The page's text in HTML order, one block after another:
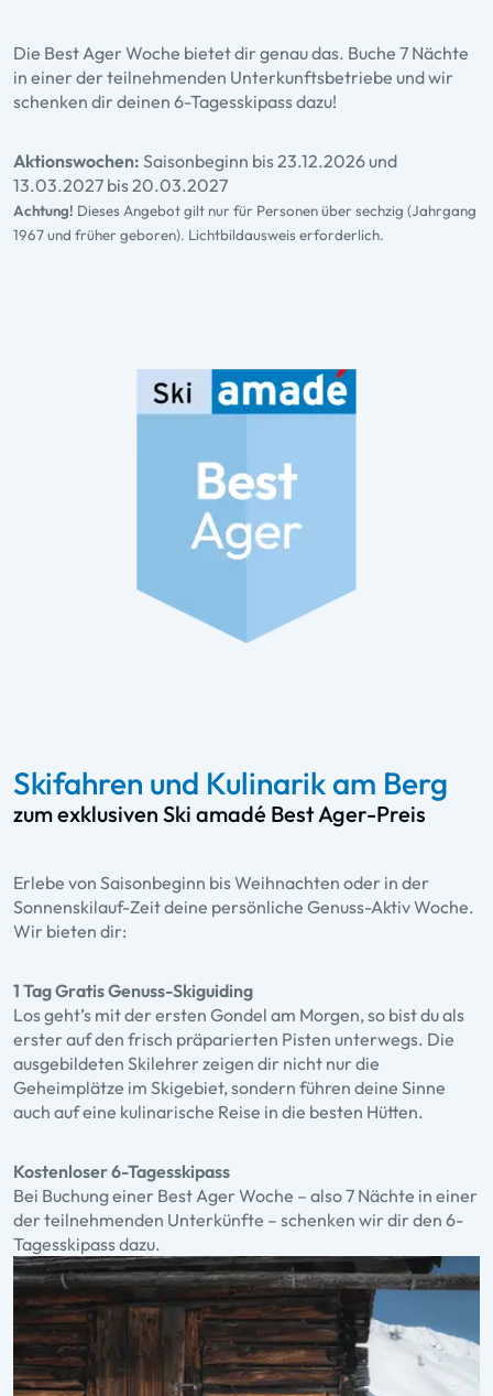
Die Best Ager Woche bietet dir genau das. Buche 7 Nächte
in einer der teilnehmenden Unterkunftsbetriebe und wir
schenken dir deinen 6-Tagesskipass dazu!
Aktionswochen: Saisonbeginn bis 23.12.2026 und
13.03.2027 bis 20.03.2027
Achtung! Dieses Angebot gilt nur für Personen über sechzig (Jahrgang
1967 und früher geboren). Lichtbildausweis erforderlich.
Skifahren und Kulinarik am Berg
zum exklusiven Ski amadé Best Ager-Preis
Erlebe von Saisonbeginn bis Weihnachten oder in der
Sonnenskilauf-Zeit deine persönliche Genuss-Aktiv Woche.
Wir bieten dir:
1 Tag Gratis Genuss-Skiguiding
Los geht’s mit der ersten Gondel am Morgen, so bist du als
erster auf den frisch präparierten Pisten unterwegs. Die
ausgebildeten Skilehrer zeigen dir nicht nur die
Geheimplätze im Skigebiet, sondern führen deine Sinne
auch auf eine kulinarische Reise in die besten Hütten.
Kostenloser 6-Tagesskipass
Bei Buchung einer Best Ager Woche – also 7 Nächte in einer
der teilnehmenden Unterkünfte – schenken wir dir den 6-
Tagesskipass dazu.